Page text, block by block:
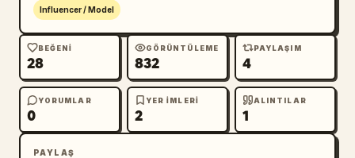
Influencer / Model
BEĞENI
28
GÖRÜNTÜLEME
832
PAYLAŞIM
4
YORUMLAR
0
YER IMLERI
2
ALINTILAR
1
PAYLAŞ